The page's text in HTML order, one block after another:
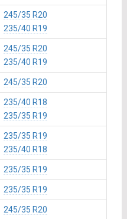
245/35 R20
235/40 R19
245/35 R20
235/40 R19
245/35 R20
235/40 R18
235/35 R19
235/35 R19
235/40 R18
235/35 R19
235/35 R19
245/35 R20